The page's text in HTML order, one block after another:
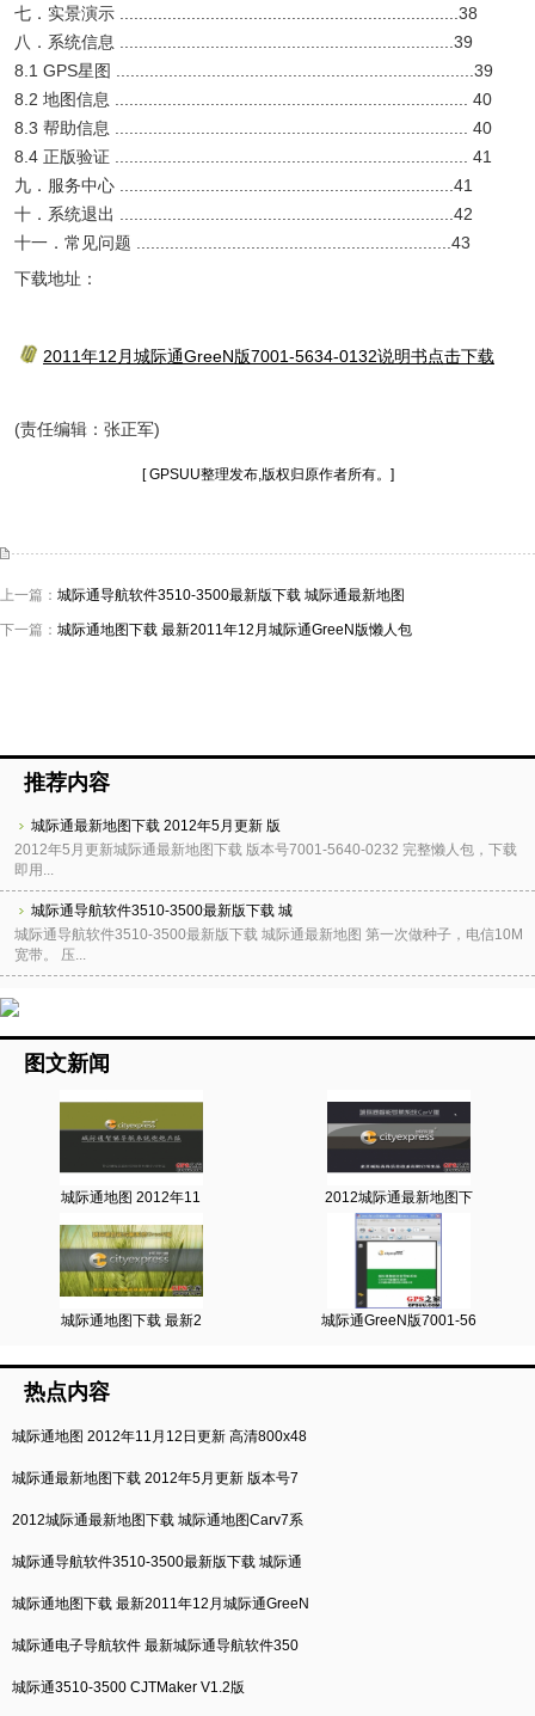
七．实景演示 .......................................................................38
八．系统信息 ......................................................................39
8.1 GPS星图 ...........................................................................39
8.2 地图信息 .......................................................................... 40
8.3 帮助信息 .......................................................................... 40
8.4 正版验证 .......................................................................... 41
九．服务中心 ......................................................................41
十．系统退出 ......................................................................42
十一．常见问题 ..................................................................43
下载地址：
2011年12月城际通GreeN版7001-5634-0132说明书点击下载
(责任编辑：张正军)
[ GPSUU整理发布,版权归原作者所有。]
上一篇： 城际通导航软件3510-3500最新版下载 城际通最新地图
下一篇： 城际通地图下载 最新2011年12月城际通GreeN版懒人包
推荐内容
城际通最新地图下载 2012年5月更新 版
2012年5月更新城际通最新地图下载 版本号7001-5640-0232 完整懒人包，下载
即用...
城际通导航软件3510-3500最新版下载 城
城际通导航软件3510-3500最新版下载 城际通最新地图 第一次做种子，电信10M
宽带。 压...
图文新闻
城际通地图 2012年11 2012城际通最新地图下
城际通地图下载 最新2 城际通GreeN版7001-56
热点内容
城际通地图 2012年11月12日更新 高清800x48
城际通最新地图下载 2012年5月更新 版本号7
2012城际通最新地图下载 城际通地图Carv7系
城际通导航软件3510-3500最新版下载 城际通
城际通地图下载 最新2011年12月城际通GreeN
城际通电子导航软件 最新城际通导航软件350
城际通3510-3500 CJTMaker V1.2版